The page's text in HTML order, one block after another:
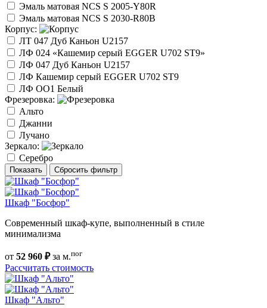
Эмаль матовая NCS S 2005-Y80R
Эмаль матовая NCS S 2030-R80B
Корпус:
ЛТ 047 Дуб Каньон U2157
ЛФ 024 «Кашемир серый EGGER U702 ST9»
ЛФ 047 Дуб Каньон U2157
ЛФ Кашемир серый EGGER U702 ST9
ЛФ ОО1 Белый
Фрезеровка:
Альто
Джанни
Лучано
Зеркало:
Серебро
Показать Сбросить фильтр
Шкаф "Босфор"
Современный шкаф-купе, выполненный в стиле
минимализма
от 52 960 ₽за м.пог
Рассчитать стоимость
Шкаф "Альто"